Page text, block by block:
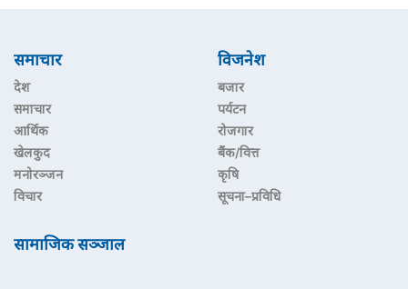
समाचार
देश
समाचार
आर्थिक
खेलकुद
मनोरञ्जन
विचार
विजनेश
बजार
पर्यटन
रोजगार
बैंक/वित्त
कृषि
सूचना–प्रविधि
सामाजिक सञ्जाल